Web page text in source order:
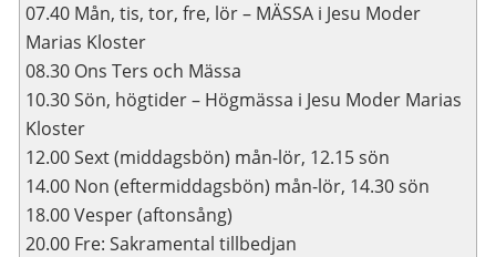
07.40 Mån, tis, tor, fre, lör – MÄSSA i Jesu Moder
Marias Kloster
08.30 Ons Ters och Mässa
10.30 Sön, högtider – Högmässa i Jesu Moder Marias
Kloster
12.00 Sext (middagsbön) mån-lör, 12.15 sön
14.00 Non (eftermiddagsbön) mån-lör, 14.30 sön
18.00 Vesper (aftonsång)
20.00 Fre: Sakramental tillbedjan